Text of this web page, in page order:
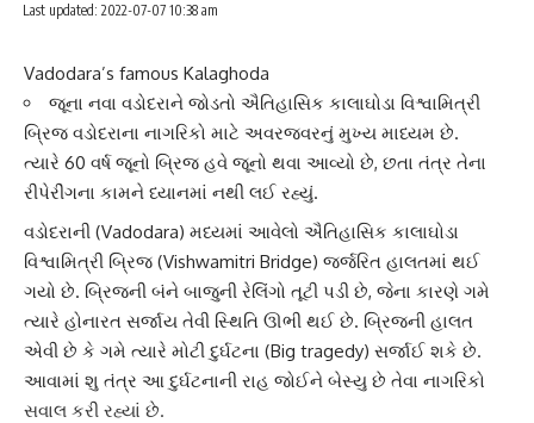
Last updated: 2022-07-07 10:38 am
Vadodara’s famous Kalaghoda
જૂના નવા વડોદરાને જોડતો ઐતિહાસિક કાલાઘોડા વિશ્વામિત્રી
બ્રિજ વડોદરાના નાગરિકો માટે અવરજવરનું મુખ્ય માધ્યમ છે.
ત્યારે 60 વર્ષ જૂનો બ્રિજ હવે જૂનો થવા આવ્યો છે, છતા તંત્ર તેના
રીપેરીંગના કામને ધ્યાનમાં નથી લઈ રહ્યું.
વડોદરાની (Vadodara) મધ્યમાં આવેલો ઐતિહાસિક કાલાઘોડા
વિશ્વામિત્રી બ્રિજ (Vishwamitri Bridge) જર્જરિત હાલતમાં થઈ
ગયો છે. બ્રિજની બંને બાજુની રેલિંગો તૂટી પડી છે, જેના કારણે ગમે
ત્યારે હોનારત સર્જાય તેવી સ્થિતિ ઊભી થઈ છે. બ્રિજની હાલત
એવી છે કે ગમે ત્યારે મોટી દુર્ઘટના (Big tragedy) સર્જાઈ શકે છે.
આવામાં શુ તંત્ર આ દુર્ઘટનાની રાહ જોઈને બેસ્યુ છે તેવા નાગરિકો
સવાલ કરી રહ્યાં છે.